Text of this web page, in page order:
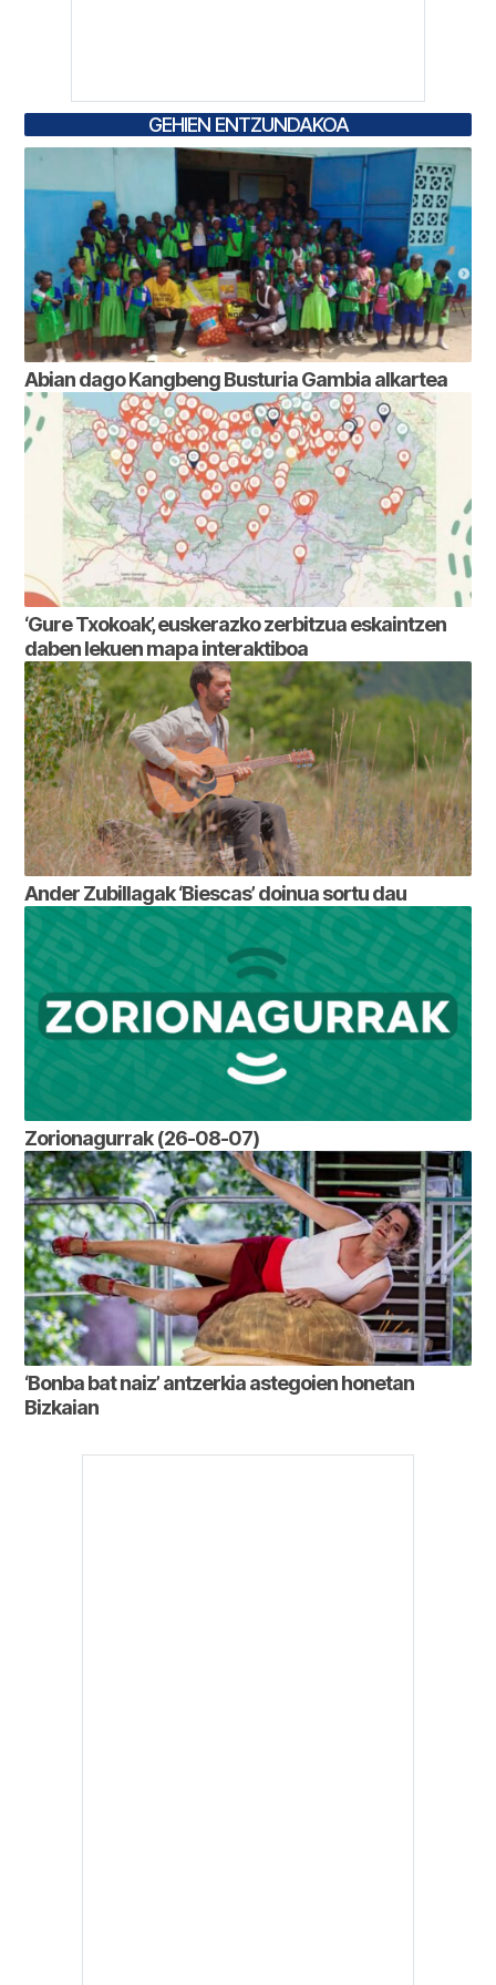
GEHIEN ENTZUNDAKOA
Abian dago Kangbeng Busturia Gambia alkartea
‘Gure Txokoak’, euskerazko zerbitzua eskaintzen
daben lekuen mapa interaktiboa
Ander Zubillagak ‘Biescas’ doinua sortu dau
Zorionagurrak (26-08-07)
‘Bonba bat naiz’ antzerkia astegoien honetan
Bizkaian